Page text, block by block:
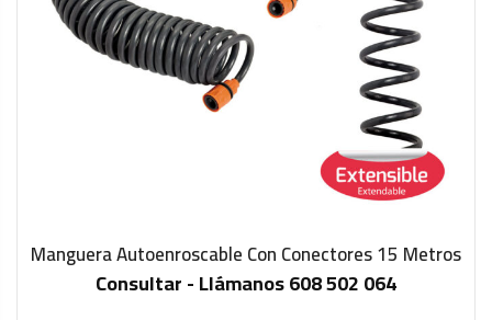
IN STOCK
Manguera Autoenroscable Con Conectores 15 Metros
Consultar - Llámanos 608 502 064